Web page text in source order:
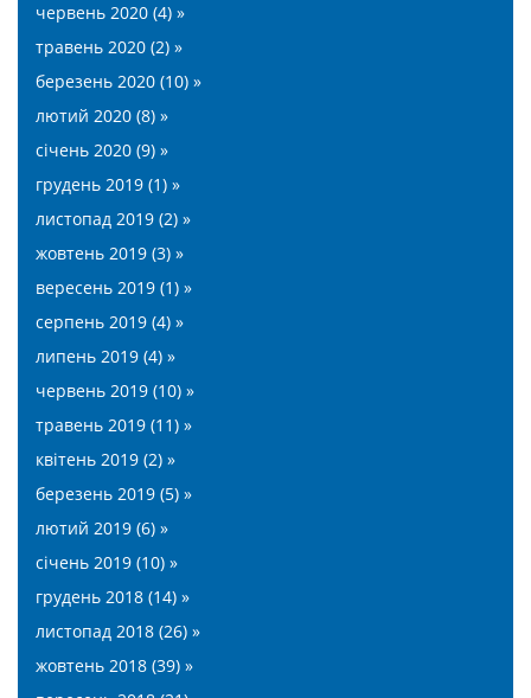
червень 2020 (4) »
травень 2020 (2) »
березень 2020 (10) »
лютий 2020 (8) »
січень 2020 (9) »
грудень 2019 (1) »
листопад 2019 (2) »
жовтень 2019 (3) »
вересень 2019 (1) »
серпень 2019 (4) »
липень 2019 (4) »
червень 2019 (10) »
травень 2019 (11) »
квітень 2019 (2) »
березень 2019 (5) »
лютий 2019 (6) »
січень 2019 (10) »
грудень 2018 (14) »
листопад 2018 (26) »
жовтень 2018 (39) »